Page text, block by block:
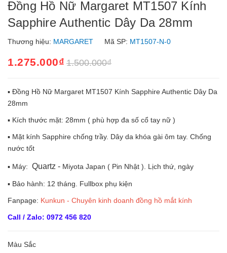
Đồng Hồ Nữ Margaret MT1507 Kính
Sapphire Authentic Dây Da 28mm
Thương hiệu: MARGARET Mã SP: MT1507-N-0
1.275.000₫ 1.500.000₫
▪️ Đồng Hồ Nữ Margaret MT1507 Kính Sapphire Authentic Dây Da
28mm
▪️ Kích thước mặt: 28mm ( phù hợp đa số cổ tay nữ )
▪️ Mặt kính Sapphire chống trầy. Dây da khóa gài ôm tay. Chống
nước tốt
▪️ Máy: Quartz - Miyota Japan ( Pin Nhật ). Lịch thứ, ngày
▪️ Bảo hành: 12 tháng. Fullbox phụ kiện
Fanpage: Kunkun - Chuyên kinh doanh đồng hồ mắt kính
Call / Zalo: 0972 456 820
Màu Sắc